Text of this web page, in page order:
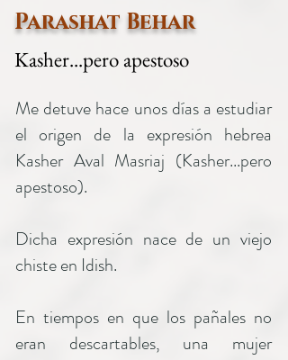
Me detuve hace unos días a estudiar
el origen de la expresión hebrea
Kasher Aval Masriaj (Kasher...pero
apestoso).
Dicha expresión nace de un viejo
chiste en Idish.
En tiempos en que los pañales no
eran descartables, una mujer
Parashat Behar
Kasher...pero apestoso